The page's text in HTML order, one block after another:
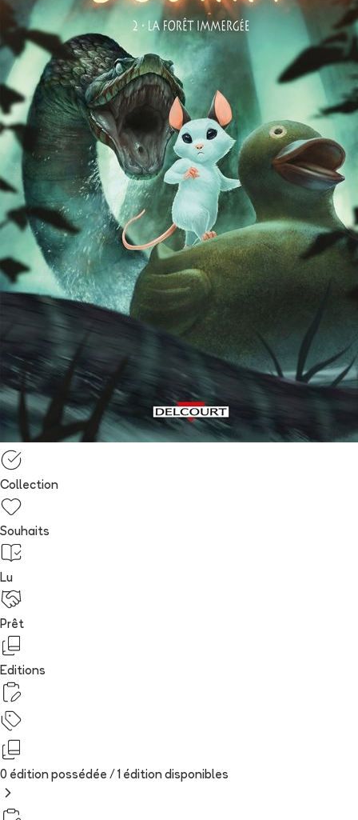
Collection
Souhaits
Lu
Prêt
Editions
0 édition possédée / 1 édition disponibles